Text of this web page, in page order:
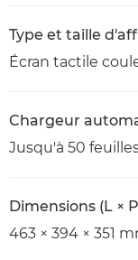
Type et taille
Écran tactile
Chargeur
Jusqu'à 50
Dimensions (L ×
463 × 394 × 351